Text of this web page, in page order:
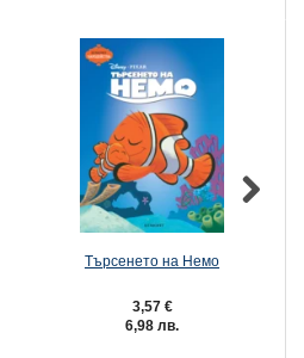
Търсенето на Немо
3,57 €
6,98 лв.